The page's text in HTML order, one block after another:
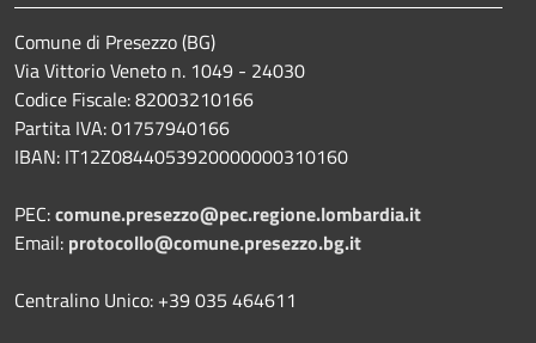
Comune di Presezzo (BG)
Via Vittorio Veneto n. 1049 - 24030
Codice Fiscale: 82003210166
Partita IVA: 01757940166
IBAN: IT12Z0844053920000000310160
PEC:comune.presezzo@pec.regione.lombardia.it
Email: protocollo@comune.presezzo.bg.it
Centralino Unico: +39 035 464611